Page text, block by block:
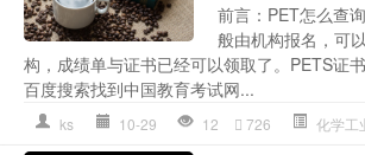
前言：PET怎么查
般由机构报名，可
构，成绩单与证书已经可以领取了。PETS证
百度搜索找到中国教育考试网...
ks 10-29 12 726 化学工